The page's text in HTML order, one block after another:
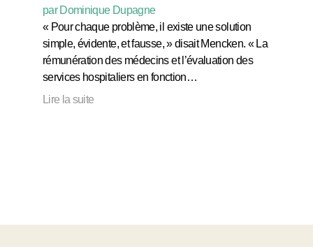
par Dominique Dupagne
« Pour chaque problème, il existe une solution
simple, évidente, et fausse, » disait Mencken. « La
rémunération des médecins et l’évaluation des
services hospitaliers en fonction…
Lire la suite